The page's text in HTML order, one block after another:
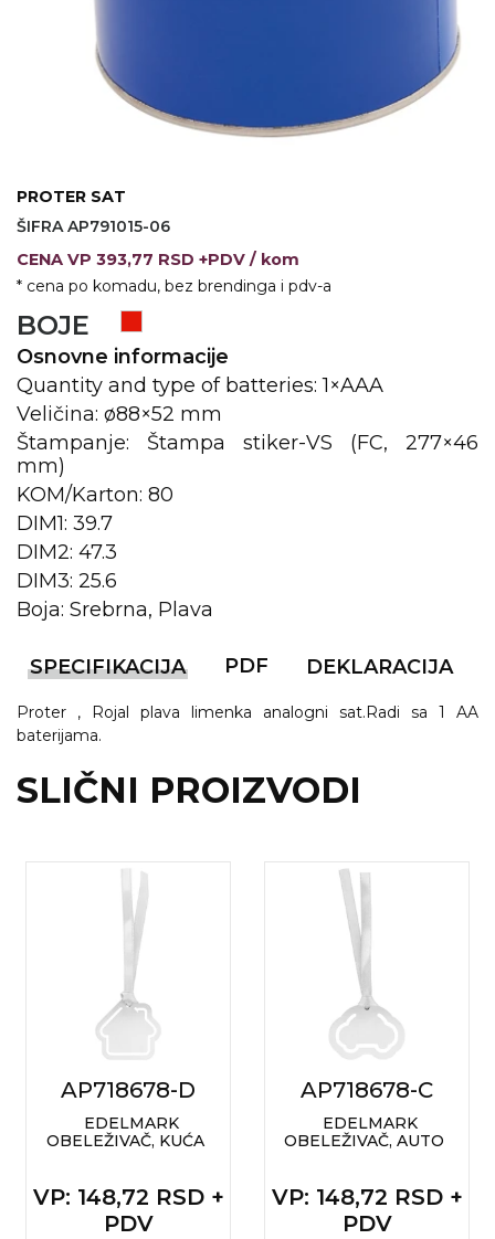
KOŠULJE
UNIFORME
STRETCH TOPS
CRICKET UPALJAČI
ŠIBICA
JAKNE I PRSLUCI
HYGIENIC KOLEKCIJA
OKOVRATNE ID TRAKICE
PRIBOR ZA PISANJE
NARUKVICE ZA ŽURKE I
DOGAĐAJE
ID PLOČICA
TERMOSI
BOCE
TEHNOLOGIJA
KANCELARIJA
KUĆNI SETOVI
PRIVESCI & ALATI
TORBE & PUTOVANJE
RADNA OPREMA
PROTER SAT
ŠIFRA AP791015-06
CENA VP 393,77 RSD +PDV / kom
* cena po komadu, bez brendinga i pdv-a
BOJE
Osnovne informacije
Quantity and type of batteries: 1×AAA
Veličina: ø88×52 mm
Štampanje: Štampa stiker-VS (FC, 277×46
mm)
KOM/Karton: 80
DIM1: 39.7
DIM2: 47.3
DIM3: 25.6
Boja: Srebrna, Plava
SPECIFIKACIJA PDF DEKLARACIJA
Proter , Rojal plava limenka analogni sat.Radi sa 1 AA
baterijama.
SLIČNI PROIZVODI
AP718678-D
EDELMARK
OBELEŽIVAČ, KUĆA
VP: 148,72 RSD +
PDV
AP718678-C
EDELMARK
OBELEŽIVAČ, AUTO
VP: 148,72 RSD +
PDV